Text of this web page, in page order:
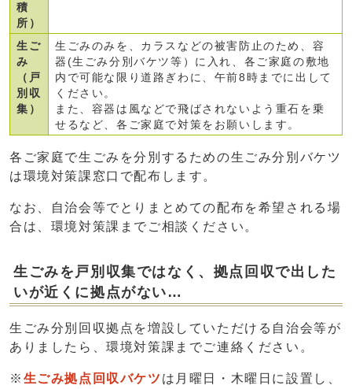
積
所）
生ご
み
（戸
別収
集）
生ごみのみを、カラスなどの被害防止のため、容
器(生ごみ分別バケツ等）に入れ、各ご家庭の敷地
内で可能な限り道路ぎわに、午前8時までに出して
ください。
また、容器は風などで飛ばされないよう重石を乗
せるなど、各ご家庭で対策をお願いします。
各ご家庭で生ごみを分別するための生ごみ分別バケツ
は環境対策課窓口で配布します。
なお、自治会等でとりまとめての配布を希望される場
合は、環境対策課までご相談ください。
生ごみを戸別収集ではなく、拠点回収で出した
いが近くに拠点がない…
生ごみ分別回収拠点を増設していただける自治会等が
ありましたら、環境対策課までご連絡ください。
※ 生ごみ拠点回収バケツ は月曜日・木曜日に設置し、